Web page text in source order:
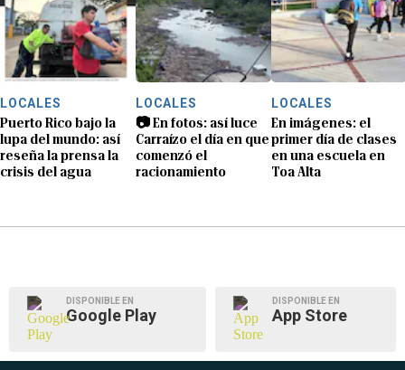
LOCALES
Puerto Rico bajo la
lupa del mundo: así
reseña la prensa la
crisis del agua
LOCALES
📷 En fotos: así luce
Carraízo el día en que
comenzó el
racionamiento
LOCALES
En imágenes: el
primer día de clases
en una escuela en
Toa Alta
DISPONIBLE EN
Google Play
DISPONIBLE EN
App Store